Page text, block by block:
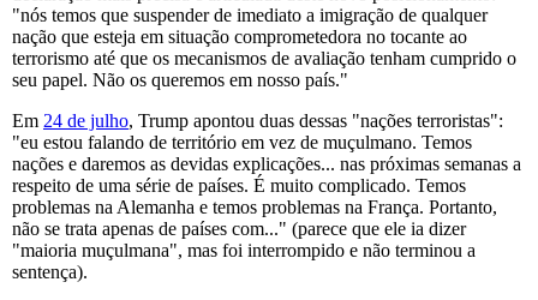
"nós temos que suspender de imediato a imigração de qualquer
nação que esteja em situação comprometedora no tocante ao
terrorismo até que os mecanismos de avaliação tenham cumprido o
seu papel. Não os queremos em nosso país."
Em 24 de julho, Trump apontou duas dessas "nações terroristas":
"eu estou falando de território em vez de muçulmano. Temos
nações e daremos as devidas explicações... nas próximas semanas a
respeito de uma série de países. É muito complicado. Temos
problemas na Alemanha e temos problemas na França. Portanto,
não se trata apenas de países com..." (parece que ele ia dizer
"maioria muçulmana", mas foi interrompido e não terminou a
sentença).